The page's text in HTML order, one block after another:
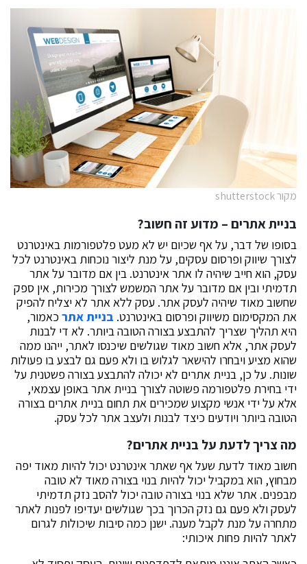
מקור shutterstock
בניית אתרים – מדוע זה חשוב?
בסופו של דבר, על אף שכיום יש לא מעט פלטפורמות באינטרנט
לצורך שיווק ופרסום עסקים, על מנת ליצור נוכחות באינטרנט לכל
עסק, הוא חייב שיהיה לו אתר אינטרנט. בין אם מדובר על אתר
תדמיתי ובין אם מדובר על אתר המשמש לצורך מכירות, אין ספק
שחשוב מאוד שיהיה לעסק אתר. עסק ללא אתר לא יצליח להפיק
את המקסימום משיווק ופרסום באינטרנט. בניית אתרכאמור,
היא תהליך שצריך להתבצע בצורה הטובה ביותר. לא די לבנות
לעסק אתר, אלא חשוב מאוד שגולשים שיכנסו לאתר, ייהנו ממה
שהוא מציע ויבחרו להישאר לגלוש בו ולא פעם גם לבצע בו פעולות
שונות. על כן, בניית אתרים לא יכולה להתבצע בצורה פשטנית על
ידי בחירת פלטפורמה פשוטה לצורך בניית אתר באופן עצמאי,
אלא על ידי אנשי מקצוע שמכירים את תחום בניית אתרים בצורה
הטובה ביותר ויודעים כיצד לבנות ולעצב אתר לכל עסק.
מה צריך לדעת על בניית אתרים?
חשוב מאוד לדעת שעל אף שאתר אינטרנט יכול להיות מאוד יפה
מבחוץ, הוא במקביל יכול להיות בנוי בצורה מאוד לא טובה
מבפנים. אתר שלא בנוי בצורה טובה יכול להסב נזק תדמיתי
לעסק ולא פעם גם נזק הכרוך בכך שגולשים יעדיפו לפנות לאתר
מתחרה על מנת לקבל מענה. ישנן כמה סיבות שיכולות לגרום
לאתר להיות פחות איכותי: